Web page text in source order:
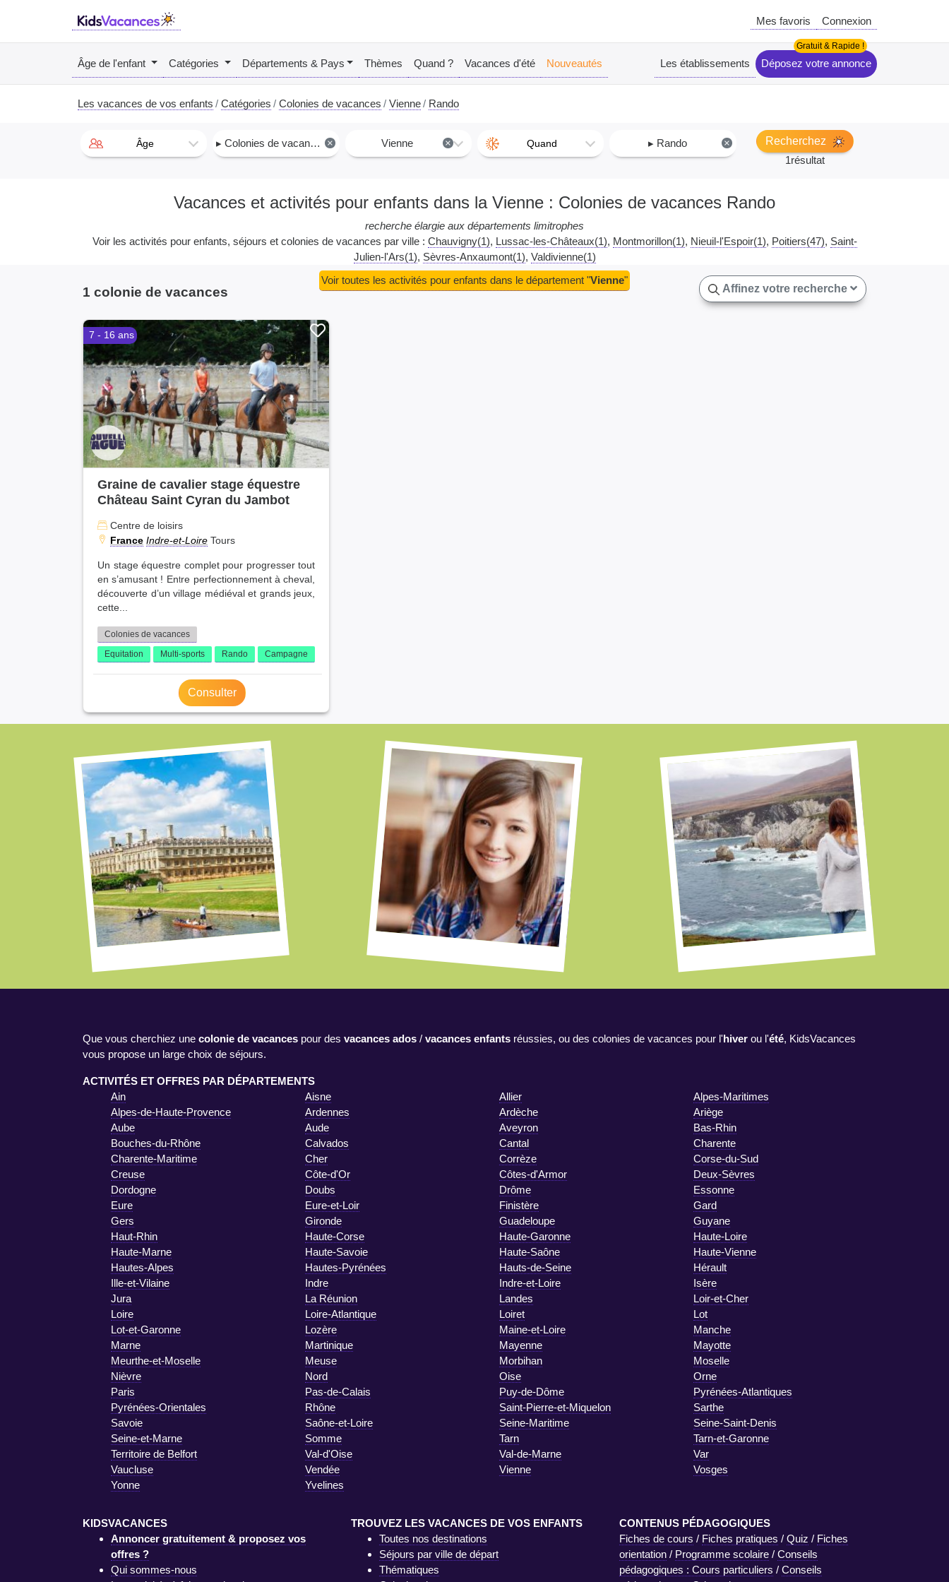
Mes favoris Connexion
Âge de l'enfant Catégories Départements & Pays Thèmes Quand ? Vacances d'été Nouveautés Les établissements Déposez votre annonce
Les vacances de vos enfants Catégories Colonies de vacances Vienne Rando
Âge ×
▸ Colonies de vacances ×
Vienne Quand ×
▸ Rando
Recherchez
1résultat
Vacances et activités pour enfants dans la Vienne : Colonies de vacances Rando
recherche élargie aux départements limitrophes
Voir les activités pour enfants, séjours et colonies de vacances par ville : Chauvigny(1) Lussac-les-Châteaux(1) Montmorillon(1) Nieuil-l'Espoir(1) Poitiers(47) Saint-
Julien-l'Ars(1) Sèvres-Anxaumont(1) Valdivienne(1)
1 colonie de vacances
Voir toutes les activités pour enfants dans le département "Vienne"
Affinez votre recherche
7 - 16 ans
Graine de cavalier stage équestre
Château Saint Cyran du Jambot
Centre de loisirs
France Indre-et-Loire Tours
Un stage équestre complet pour progresser tout
en s’amusant ! Entre perfectionnement à cheval,
découverte d’un village médiéval et grands jeux,
cette...
Colonies de vacances
Equitation
Multi-sports Rando Campagne
Consulter
Que vous cherchiez une colonie de vacances pour des vacances ados / vacances enfants réussies, ou des colonies de vacances pour l'hiver ou l'été, KidsVacances
vous propose un large choix de séjours.
ACTIVITÉS ET OFFRES PAR DÉPARTEMENTS
Ain
Aisne Allier
Alpes-Maritimes
Alpes-de-Haute-Provence
Ardennes Ardèche
Ariège
Aube
Aude Aveyron
Bas-Rhin
Bouches-du-Rhône
Calvados Cantal
Charente
Charente-Maritime
Cher Corrèze
Corse-du-Sud
Creuse
Côte-d'Or Côtes-d'Armor
Deux-Sèvres
Dordogne
Doubs Drôme
Essonne
Eure
Eure-et-Loir Finistère
Gard
Gers
Gironde Guadeloupe
Guyane
Haut-Rhin
Haute-Corse Haute-Garonne
Haute-Loire
Haute-Marne
Haute-Savoie Haute-Saône
Haute-Vienne
Hautes-Alpes
Hautes-Pyrénées Hauts-de-Seine
Hérault
Ille-et-Vilaine
Indre Indre-et-Loire
Isère
Jura
La Réunion Landes
Loir-et-Cher
Loire
Loire-Atlantique Loiret
Lot
Lot-et-Garonne
Lozère Maine-et-Loire
Manche
Marne
Martinique Mayenne
Mayotte
Meurthe-et-Moselle
Meuse Morbihan
Moselle
Nièvre
Nord Oise
Orne
Paris
Pas-de-Calais Puy-de-Dôme
Pyrénées-Atlantiques
Pyrénées-Orientales
Rhône Saint-Pierre-et-Miquelon
Sarthe
Savoie
Saône-et-Loire Seine-Maritime
Seine-Saint-Denis
Seine-et-Marne
Somme Tarn
Tarn-et-Garonne
Territoire de Belfort
Val-d'Oise Val-de-Marne
Var
Vaucluse
Vendée Vienne
Vosges
Yonne
Yvelines
KIDSVACANCES
Annoncer gratuitement & proposez vos
offres ?
Qui sommes-nous
TROUVEZ LES VACANCES DE VOS ENFANTS
Toutes nos destinations
Séjours par ville de départ
Thématiques
CONTENUS PÉDAGOGIQUES
Fiches de cours / Fiches pratiques / Quiz / Fiches
orientation / Programme scolaire / Conseils
pédagogiques : Cours particuliers / Conseils